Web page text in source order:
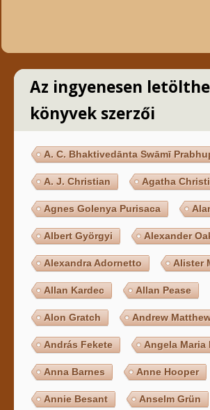
Az ingyenesen
könyvek szerzői
A. C. Bhaktivedānta Swāmī
A. J. Christian Agatha
Agnes Golenya Purisaca
Albert Györgyi Alexander
Alexandra Adornetto Alister
Allan Kardec Allan Pease
Alon Gratch Andrew
András Fekete Angela Maria
Anna Barnes Anne Hooper
Annie Besant Anselm Grün